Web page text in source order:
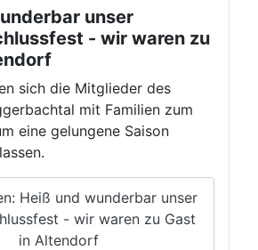
unser
- wir waren zu
sich die Mitglieder des
mit Familien zum
eine gelungene Saison
Heiß und wunderbar unser
- wir waren zu Gast
in Altendorf